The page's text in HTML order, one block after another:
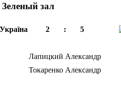
Зеленый зал
2 :
5
Лапицкий Александр
Токаренко Александр